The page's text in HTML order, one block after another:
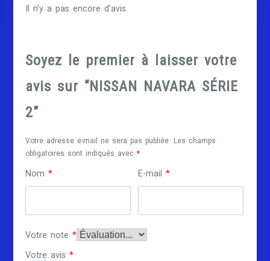
Il n’y a pas encore d’avis.
Soyez le premier à laisser votre
avis sur “NISSAN NAVARA SÉRIE
2”
Votre adresse e-mail ne sera pas publiée.
Les champs
obligatoires sont indiqués avec*
Nom* E-mail*
Votre note*
Votre avis*